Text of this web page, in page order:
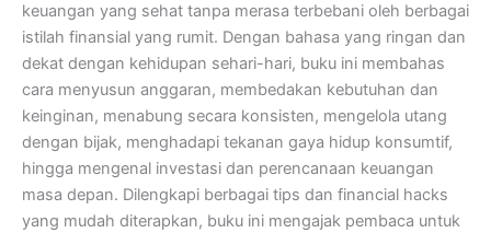
keuangan yang sehat tanpa merasa terbebani oleh berbagai
istilah finansial yang rumit. Dengan bahasa yang ringan dan
dekat dengan kehidupan sehari-hari, buku ini membahas
cara menyusun anggaran, membedakan kebutuhan dan
keinginan, menabung secara konsisten, mengelola utang
dengan bijak, menghadapi tekanan gaya hidup konsumtif,
hingga mengenal investasi dan perencanaan keuangan
masa depan. Dilengkapi berbagai tips dan financial hacks
yang mudah diterapkan, buku ini mengajak pembaca untuk